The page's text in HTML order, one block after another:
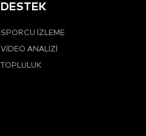
DESTEK
SPORCU İZLEME
VIDEO ANALIZI
TOPLULUK